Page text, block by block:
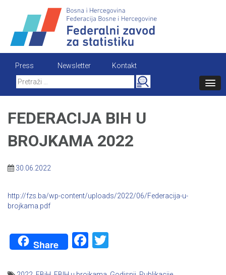
content
Press Newsletter
Kontakt
Search
for:
FEDERACIJA BIH U
BROJKAMA 2022
30.06.2022
http://fzs.ba/wp-content/uploads/2022/06/Federacija-u-
brojkama.pdf
Share Facebook